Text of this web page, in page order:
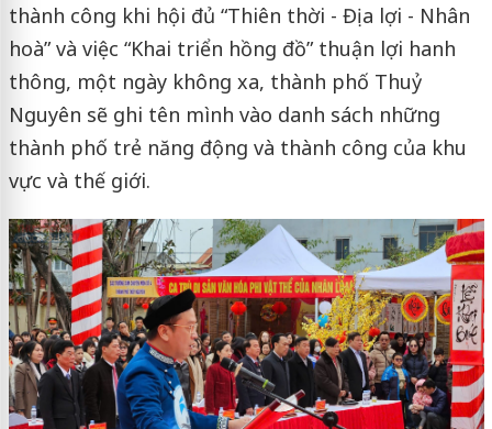
thành công khi hội đủ “Thiên thời - Địa lợi - Nhân
hoà” và việc “Khai triển hồng đồ” thuận lợi hanh
thông, một ngày không xa, thành phố Thuỷ
Nguyên sẽ ghi tên mình vào danh sách những
thành phố trẻ năng động và thành công của khu
vực và thế giới.